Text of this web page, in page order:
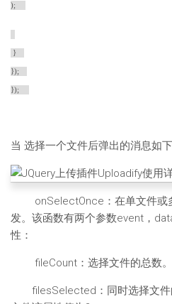
);
}
});
});
当 选择一个文件后弹出的消息如下
onSelectOnce：在单文件或
发。该函数有两个参数event，
性：
fileCount：选择文件的总数。
filesSelected：同时选择文件